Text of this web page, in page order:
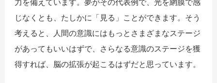
力を備えています。夢がその代表例で、光を網膜で感
じなくとも、たしかに「見る」ことができます。そう
考えると、人間の意識にはもっとさまざまなステージ
があってもいいはずで、さらなる意識のステージを獲
得すれば、脳の拡張が起こるはずだと思っています。